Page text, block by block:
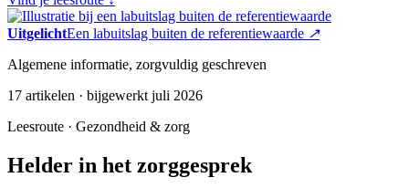
UitgelichtEen labuitslag buiten de referentiewaarde ↗
Algemene informatie, zorgvuldig geschreven
17 artikelen · bijgewerkt juli 2026
Leesroute · Gezondheid & zorg
Helder in het zorggesprek